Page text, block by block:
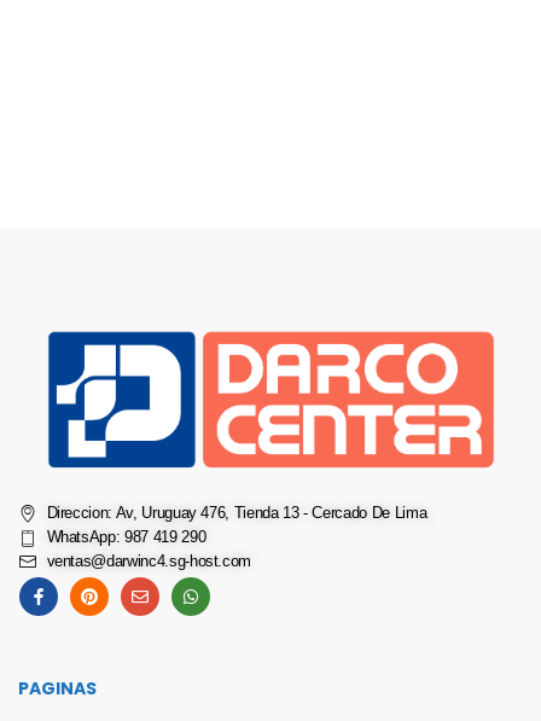
Direccion: Av, Uruguay 476, Tienda 13 - Cercado De Lima
WhatsApp: 987 419 290
ventas@darwinc4.sg-host.com
PAGINAS